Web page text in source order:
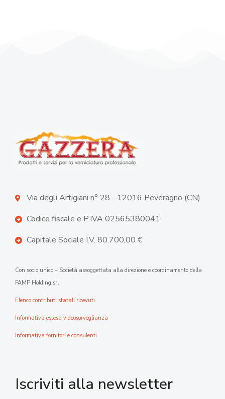
Via degli Artigiani n° 28 - 12016 Peveragno (CN)
Codice fiscale e P.IVA 02565380041
Capitale Sociale I.V. 80.700,00 €
Con socio unico – Società assoggettata alla direzione e coordinamento della
FAMP Holding srl
Elenco contributi statali ricevuti
Informativa estesa videosorveglianza
Informativa fornitori e consulenti
Iscriviti alla newsletter